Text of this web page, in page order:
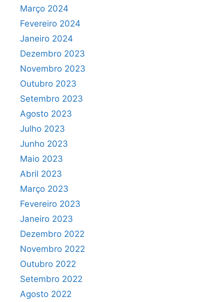
Março 2024
Fevereiro 2024
Janeiro 2024
Dezembro 2023
Novembro 2023
Outubro 2023
Setembro 2023
Agosto 2023
Julho 2023
Junho 2023
Maio 2023
Abril 2023
Março 2023
Fevereiro 2023
Janeiro 2023
Dezembro 2022
Novembro 2022
Outubro 2022
Setembro 2022
Agosto 2022